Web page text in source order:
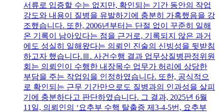
서류로 입증할 수는 없지만, 확인되는 기간 동안의 작업
강도와 내용이 질병을 유발하기에 충분히 가혹했음을 강
조했습니다. 또한, 2006년부터는 단절 없이 꾸준히 일해
온 기록이 남아있다는 점을 근거로, 기록되지 않은 과거
에도 성실히 일해왔다는 의뢰인 진술의 신빙성을 뒷받침
하고자 했습니다.Ⅲ. 사건수행 결과 업무상질병판정위원
회는 의뢰인이 수행한 내장목수 업무가 허리에 상당한
부담을 주는 작업임을 인정하였습니다. 또한, 공식적으
로 확인되는 근무 기간만으로도 질병과의 인과성을 살피
기에 충분하다고 판단하였습니다. 그 결과, 2025년 6월
11일, 의뢰인의 ‘요추부 수핵 탈출증 제3-4-5번, 요추부